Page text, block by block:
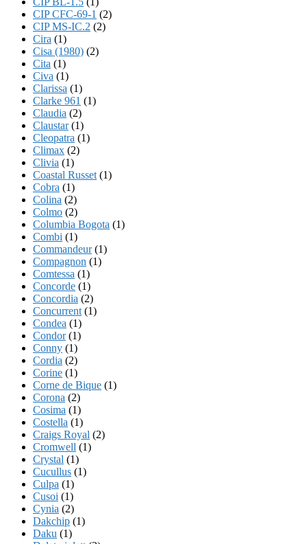
CIP CFC-69-1 (2)
CIP MS-IC.2 (2)
Cira (1)
Cisa (1980) (2)
Cita (1)
Civa (1)
Clarissa (1)
Clarke 961 (1)
Claudia (2)
Claustar(1)
Cleopatra (1)
Climax (2)
Clivia (1)
Coastal Russet (1)
Cobra (1)
Colina (2)
Colmo (2)
Columbia Bogota (1)
Combi (1)
Commandeur(1)
Compagnon (1)
Comtessa (1)
Concorde (1)
Concordia (2)
Concurrent (1)
Condea (1)
Condor(1)
Conny (1)
Cordia (2)
Corine (1)
Corne de Bique (1)
Corona (2)
Cosima (1)
Costella (1)
Craigs Royal (2)
Cromwell (1)
Crystal (1)
Cucullus (1)
Culpa (1)
Cusoi (1)
Cynia (2)
Dakchip (1)
Daku (1)